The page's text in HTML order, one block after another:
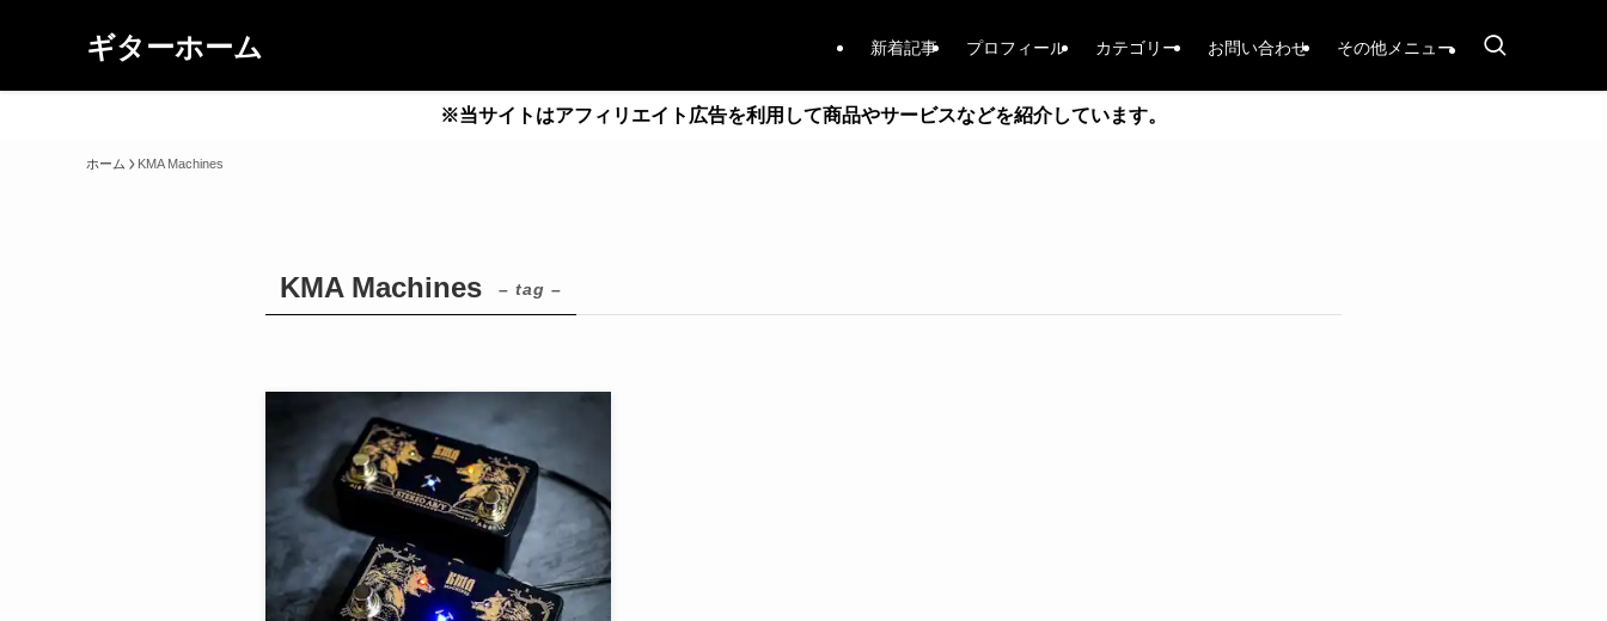
ギターホーム 新着記事 プロフィール カテゴリー お問い合わせ その他メニュー
※当サイトはアフィリエイト広告を利用して商品やサービスなどを紹介しています。
ホーム KMA Machines
KMA Machines – tag –